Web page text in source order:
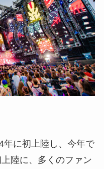
年に初上陸し、 今年で
陸に、 多くのファン